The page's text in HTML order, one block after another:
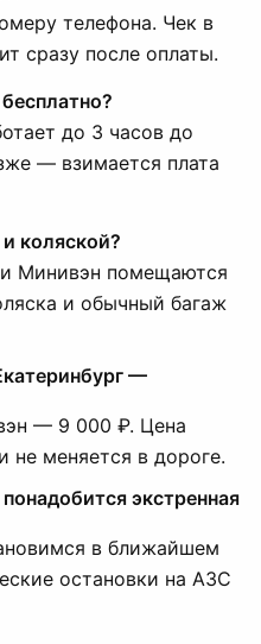
телефона. Чек в
сразу после оплаты.
до 3 часов до
— взимается плата
коляской?
Минивэн помещаются
и обычный багаж
—
— 9 000 ₽. Цена
не меняется в дороге.
экстренная
в ближайшем
остановки на АЗС